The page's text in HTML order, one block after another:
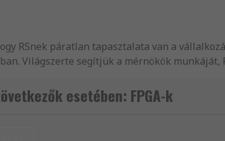
RSnek páratlan tapasztalata van a
Világszerte segítjük a mérnökök munkáját,
legyen CPLD-k és kiegészítő, vagy
választékát, és számos különféle FPGA-k
böngéssze weboldalunkat. Amennyiben
esetében: FPGA-k